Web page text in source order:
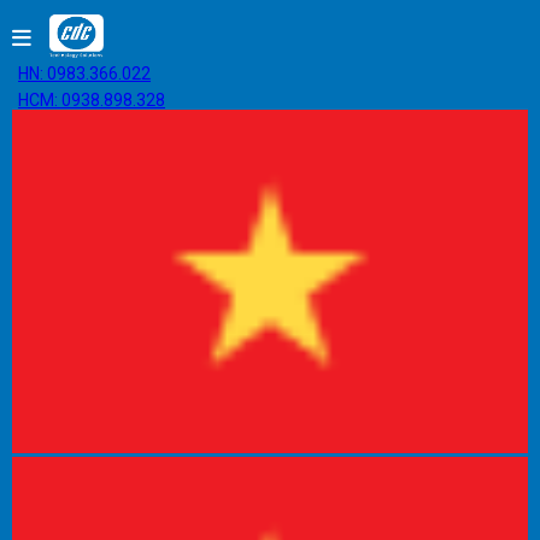
HN: 0983.366.022
HCM: 0938.898.328